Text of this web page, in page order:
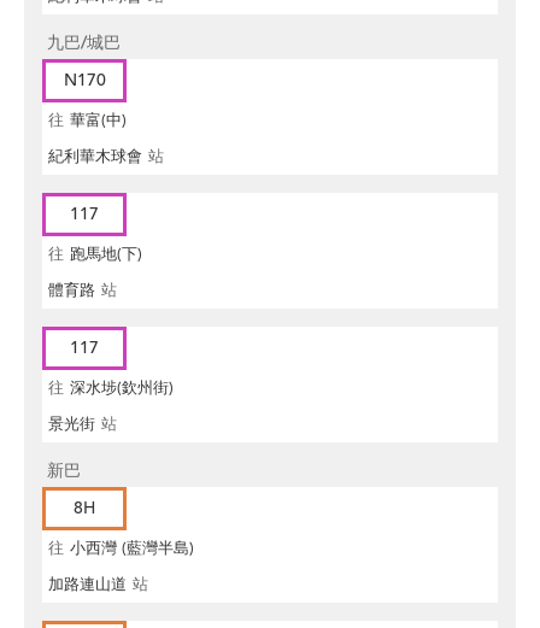
九巴/城巴
N170
往 華富(中)
紀利華木球會 站
117
往 跑馬地(下)
體育路 站
117
往 深水埗(欽州街)
景光街 站
新巴
8H
往 小西灣 (藍灣半島)
加路連山道 站